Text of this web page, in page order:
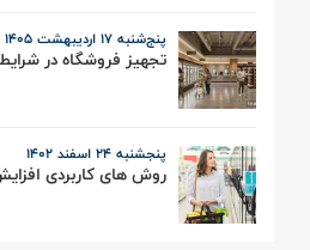
پنج‌شنبه 17 اردیبهشت ۱۴۰۵
تجهیز فروشگاه در شرایط
پنجشنبه ۲۴ اسفند ۱۴۰۲
روش های کاربردی